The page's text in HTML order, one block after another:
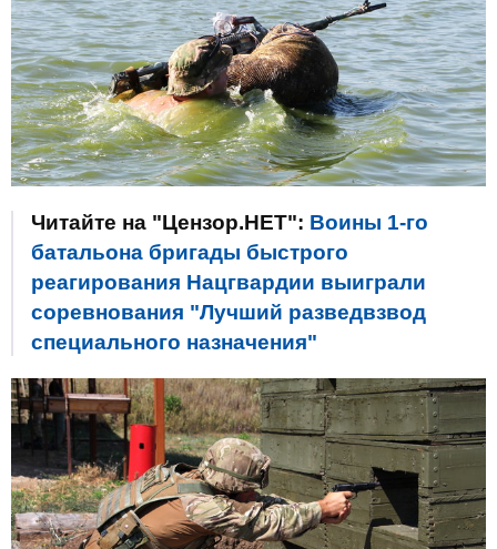
Читайте на "Цензор.НЕТ": Воины 1-го
батальона бригады быстрого
реагирования Нацгвардии выиграли
соревнования "Лучший разведвзвод
специального назначения"